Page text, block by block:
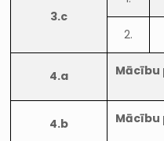
3.c
2.
4.a
4.b